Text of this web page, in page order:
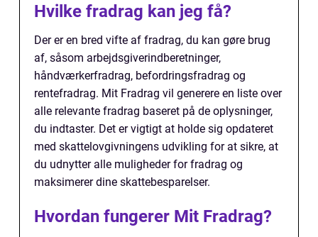
Hvilke fradrag kan jeg få?
Der er en bred vifte af fradrag, du kan gøre brug
af, såsom arbejdsgiverindberetninger,
håndværkerfradrag, befordringsfradrag og
rentefradrag. Mit Fradrag vil generere en liste over
alle relevante fradrag baseret på de oplysninger,
du indtaster. Det er vigtigt at holde sig opdateret
med skattelovgivningens udvikling for at sikre, at
du udnytter alle muligheder for fradrag og
maksimerer dine skattebesparelser.
Hvordan fungerer Mit Fradrag?